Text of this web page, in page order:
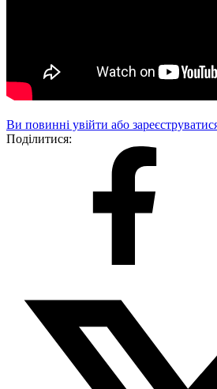
Ви повинні увійти або
Поділитися: